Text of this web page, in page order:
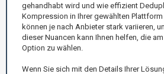
gehandhabt wird und wie effizient
Kompression in Ihrer gewählten
können je nach Anbieter stark variieren,
dieser Nuancen kann Ihnen helfen, die
Option zu wählen.
Wenn Sie sich mit den Details Ihrer